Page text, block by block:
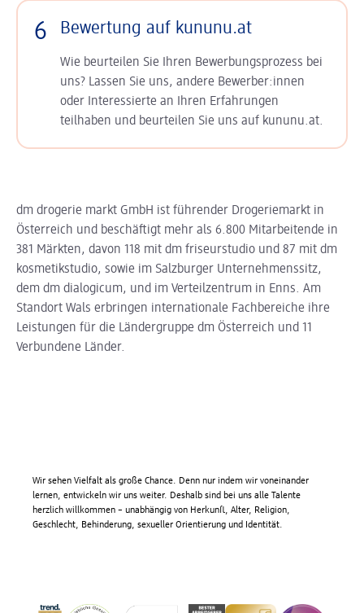
6 Bewertung auf kununu.at
Wie beurteilen Sie Ihren Bewerbungsprozess bei
uns? Lassen Sie uns, andere Bewerber:innen
oder Interessierte an Ihren Erfahrungen
teilhaben und beurteilen Sie uns auf kununu.at.
dm drogerie markt GmbH ist führender Drogeriemarkt in
Österreich und beschäftigt mehr als 6.800 Mitarbeitende in
381 Märkten, davon 118 mit dm friseurstudio und 87 mit dm
kosmetikstudio, sowie im Salzburger Unternehmenssitz,
dem dm dialogicum, und im Verteilzentrum in Enns. Am
Standort Wals erbringen internationale Fachbereiche ihre
Leistungen für die Ländergruppe dm Österreich und 11
Verbundene Länder.
Wir sehen Vielfalt als große Chance. Denn nur indem wir voneinander
lernen, entwickeln wir uns weiter. Deshalb sind bei uns alle Talente
herzlich willkommen – unabhängig von Herkunft, Alter, Religion,
Geschlecht, Behinderung, sexueller Orientierung und Identität.